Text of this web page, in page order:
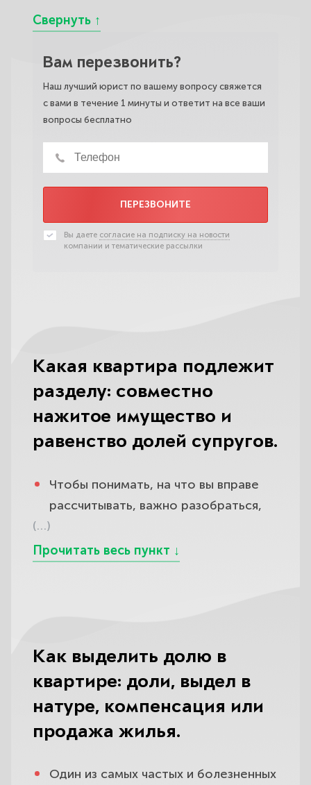
Вам перезвонить?
Наш лучший юрист по вашему вопросу свяжется
с вами в течение 1 минуты и ответит на все ваши
вопросы бесплатно
ПЕРЕЗВОНИТЕ
Вы даете согласие на подписку на новости
компании и тематические рассылки
Какая квартира подлежит
разделу: совместно
нажитое имущество и
равенство долей супругов.
Чтобы понимать, на что вы вправе
рассчитывать, важно разобраться,
какую квартиру закон вообще
считает делимой, — и здесь всё
всё имущество, нажитое супругами
в период брака, признаётся их
совместной собственностью
независимо от того, на чьё имя оно
оформлено и кто из супругов вносил
деньги; поэтому квартира, купленная
(…)
Как выделить долю в
квартире: доли, выдел в
натуре, компенсация или
продажа жилья.
Один из самых частых и болезненных